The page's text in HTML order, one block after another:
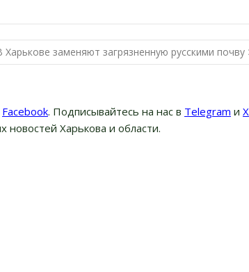
Харькове заменяют загрязненную русскими почву
Facebook. Подписывайтесь на нас в Telegram и Х
Харькова и области.